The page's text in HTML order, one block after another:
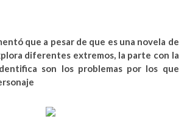
que a pesar de que es una novela de
diferentes extremos, la parte con la
son los problemas por los que